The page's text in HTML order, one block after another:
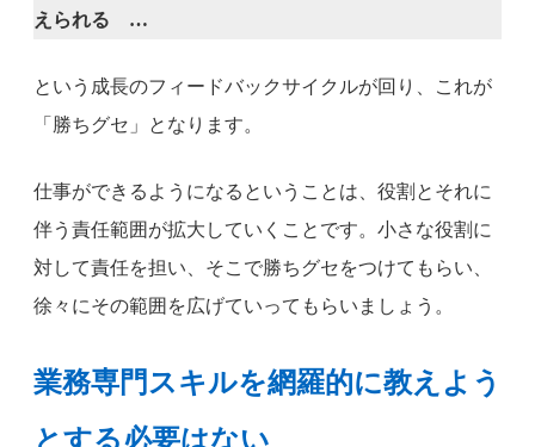
えられる …
という成長のフィードバックサイクルが回り、これが
「勝ちグセ」となります。
仕事ができるようになるということは、役割とそれに
伴う責任範囲が拡大していくことです。小さな役割に
対して責任を担い、そこで勝ちグセをつけてもらい、
徐々にその範囲を広げていってもらいましょう。
業務専門スキルを網羅的に教えよう
とする必要はない